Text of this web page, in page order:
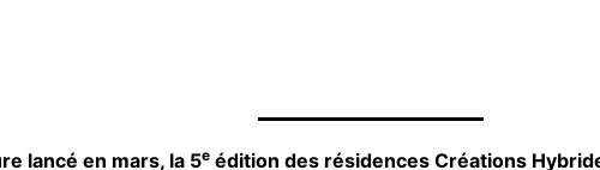
lancé en mars, la 5e édition des résidences Créations